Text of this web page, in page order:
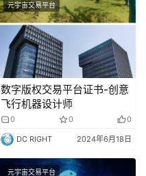
元宇宙交易平台
数字版权交易平台证书-创意
飞行机器设计师
0 0 0
DC RIGHT 2024年6月18日
元宇宙交易平台